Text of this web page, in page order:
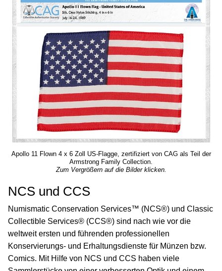
Apollo 11 Flown 4 x 6 Zoll US-Flagge, zertifiziert von CAG als Teil der
Armstrong Family Collection.
Zum Vergrößern auf die Bilder klicken.
NCS und CCS
Numismatic Conservation Services™ (NCS®) und Classic
Collectible Services® (CCS®) sind nach wie vor die
weltweit ersten und führenden professionellen
Konservierungs- und Erhaltungsdienste für Münzen bzw.
Comics. Mit Hilfe von NCS und CCS haben viele